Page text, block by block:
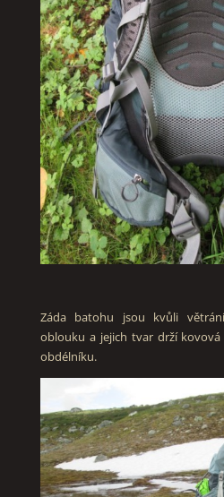
Záda batohu jsou kvůli
oblouku a jejich tvar drží
obdélníku.